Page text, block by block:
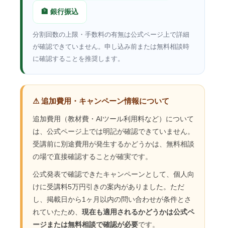
🏦 銀行振込
分割回数の上限・手数料の有無は公式ページ上で詳細
が確認できていません。申し込み前または無料相談時
に確認することを推奨します。
⚠ 追加費用・キャンペーン情報について
追加費用（教材費・AIツール利用料など）について
は、公式ページ上では明記が確認できていません。
受講前に別途費用が発生するかどうかは、無料相談
の場で直接確認することが確実です。
公式発表で確認できたキャンペーンとして、個人向
けに受講料5万円引きの案内がありました。ただ
し、掲載日から1ヶ月以内の問い合わせが条件とさ
れていたため、 現在も適用されるかどうかは公式ペ
ージまたは無料相談で確認が必要です。